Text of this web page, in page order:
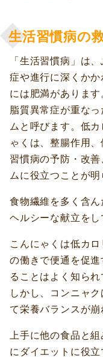
生活習慣病の
「生活習慣病」は
症や進行に深くか
には肥満があります
脂質異常症が重な
ムと呼びます。低
ゃくは、整腸作用
習慣病の予防・改
ムに役立つことが明
食物繊維を多く含
ヘルシーな献立をし
こんにゃくは低カ
の働きで便通を促
ることはよく知られ
しかし、コンニャ
て栄養バランスが崩
上手に他の食品と
にダイエットに役立